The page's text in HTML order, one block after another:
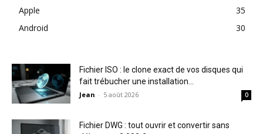
Apple
35
Android
30
Fichier ISO : le clone exact de vos disques qui
fait trébucher une installation...
Jean - 5 août 2026 0
Fichier DWG : tout ouvrir et convertir sans